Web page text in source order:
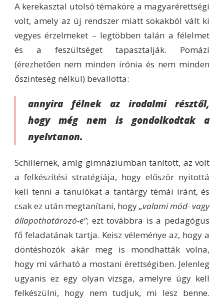
A kerekasztal utolsó témaköre a magyarérettségi
volt, amely az új rendszer miatt sokakból vált ki
vegyes érzelmeket – legtöbben talán a félelmet
és a feszültséget tapasztalják. Pomázi
(érezhetően nem minden irónia és nem minden
őszinteség nélkül) bevallotta:
annyira félnek az irodalmi résztől,
hogy még nem is gondolkodtak a
nyelvtanon.
Schillernek, amíg gimnáziumban tanított, az volt
a felkészítési stratégiája, hogy először nyitottá
kell tenni a tanulókat a tantárgy témái iránt, és
csak ez után megtanítani, hogy„valami mód- vagy
állapothatározó-e”; ezt továbbra is a pedagógus
fő feladatának tartja. Keisz véleménye az, hogy a
döntéshozók akár meg is mondhatták volna,
hogy mi várható a mostani érettségiben. Jelenleg
ugyanis ez egy olyan vizsga, amelyre úgy kell
felkészülni, hogy nem tudjuk, mi lesz benne.